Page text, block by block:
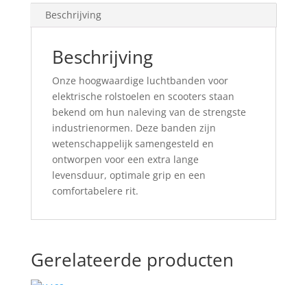
Beschrijving
Beschrijving
Onze hoogwaardige luchtbanden voor
elektrische rolstoelen en scooters staan ​​
bekend om hun naleving van de strengste
industrienormen. Deze banden zijn
wetenschappelijk samengesteld en
ontworpen voor een extra lange
levensduur, optimale grip en een
comfortabelere rit.
Gerelateerde producten